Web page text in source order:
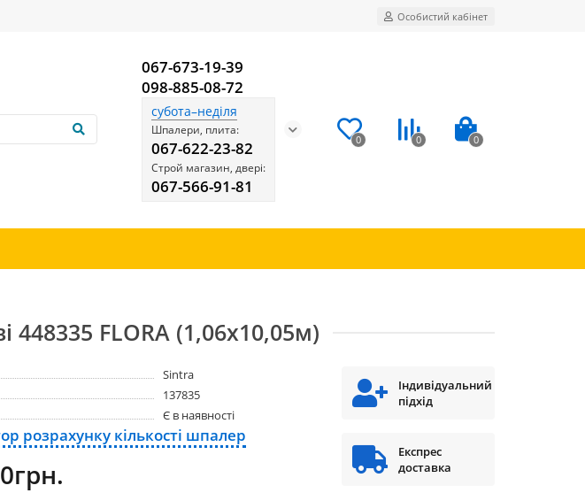
Особистий кабінет
067-673-19-39
098-885-08-72
субота–неділя
Шпалери, плита:
067-622-23-82
Строй магазин, двері:
067-566-91-81
0 0 0
448335 FLORA (1,06х10,05м)
Sintra
137835
Є в наявності
розрахунку кількості шпалер
Індивідуальний
підхід
Експрес
доставка